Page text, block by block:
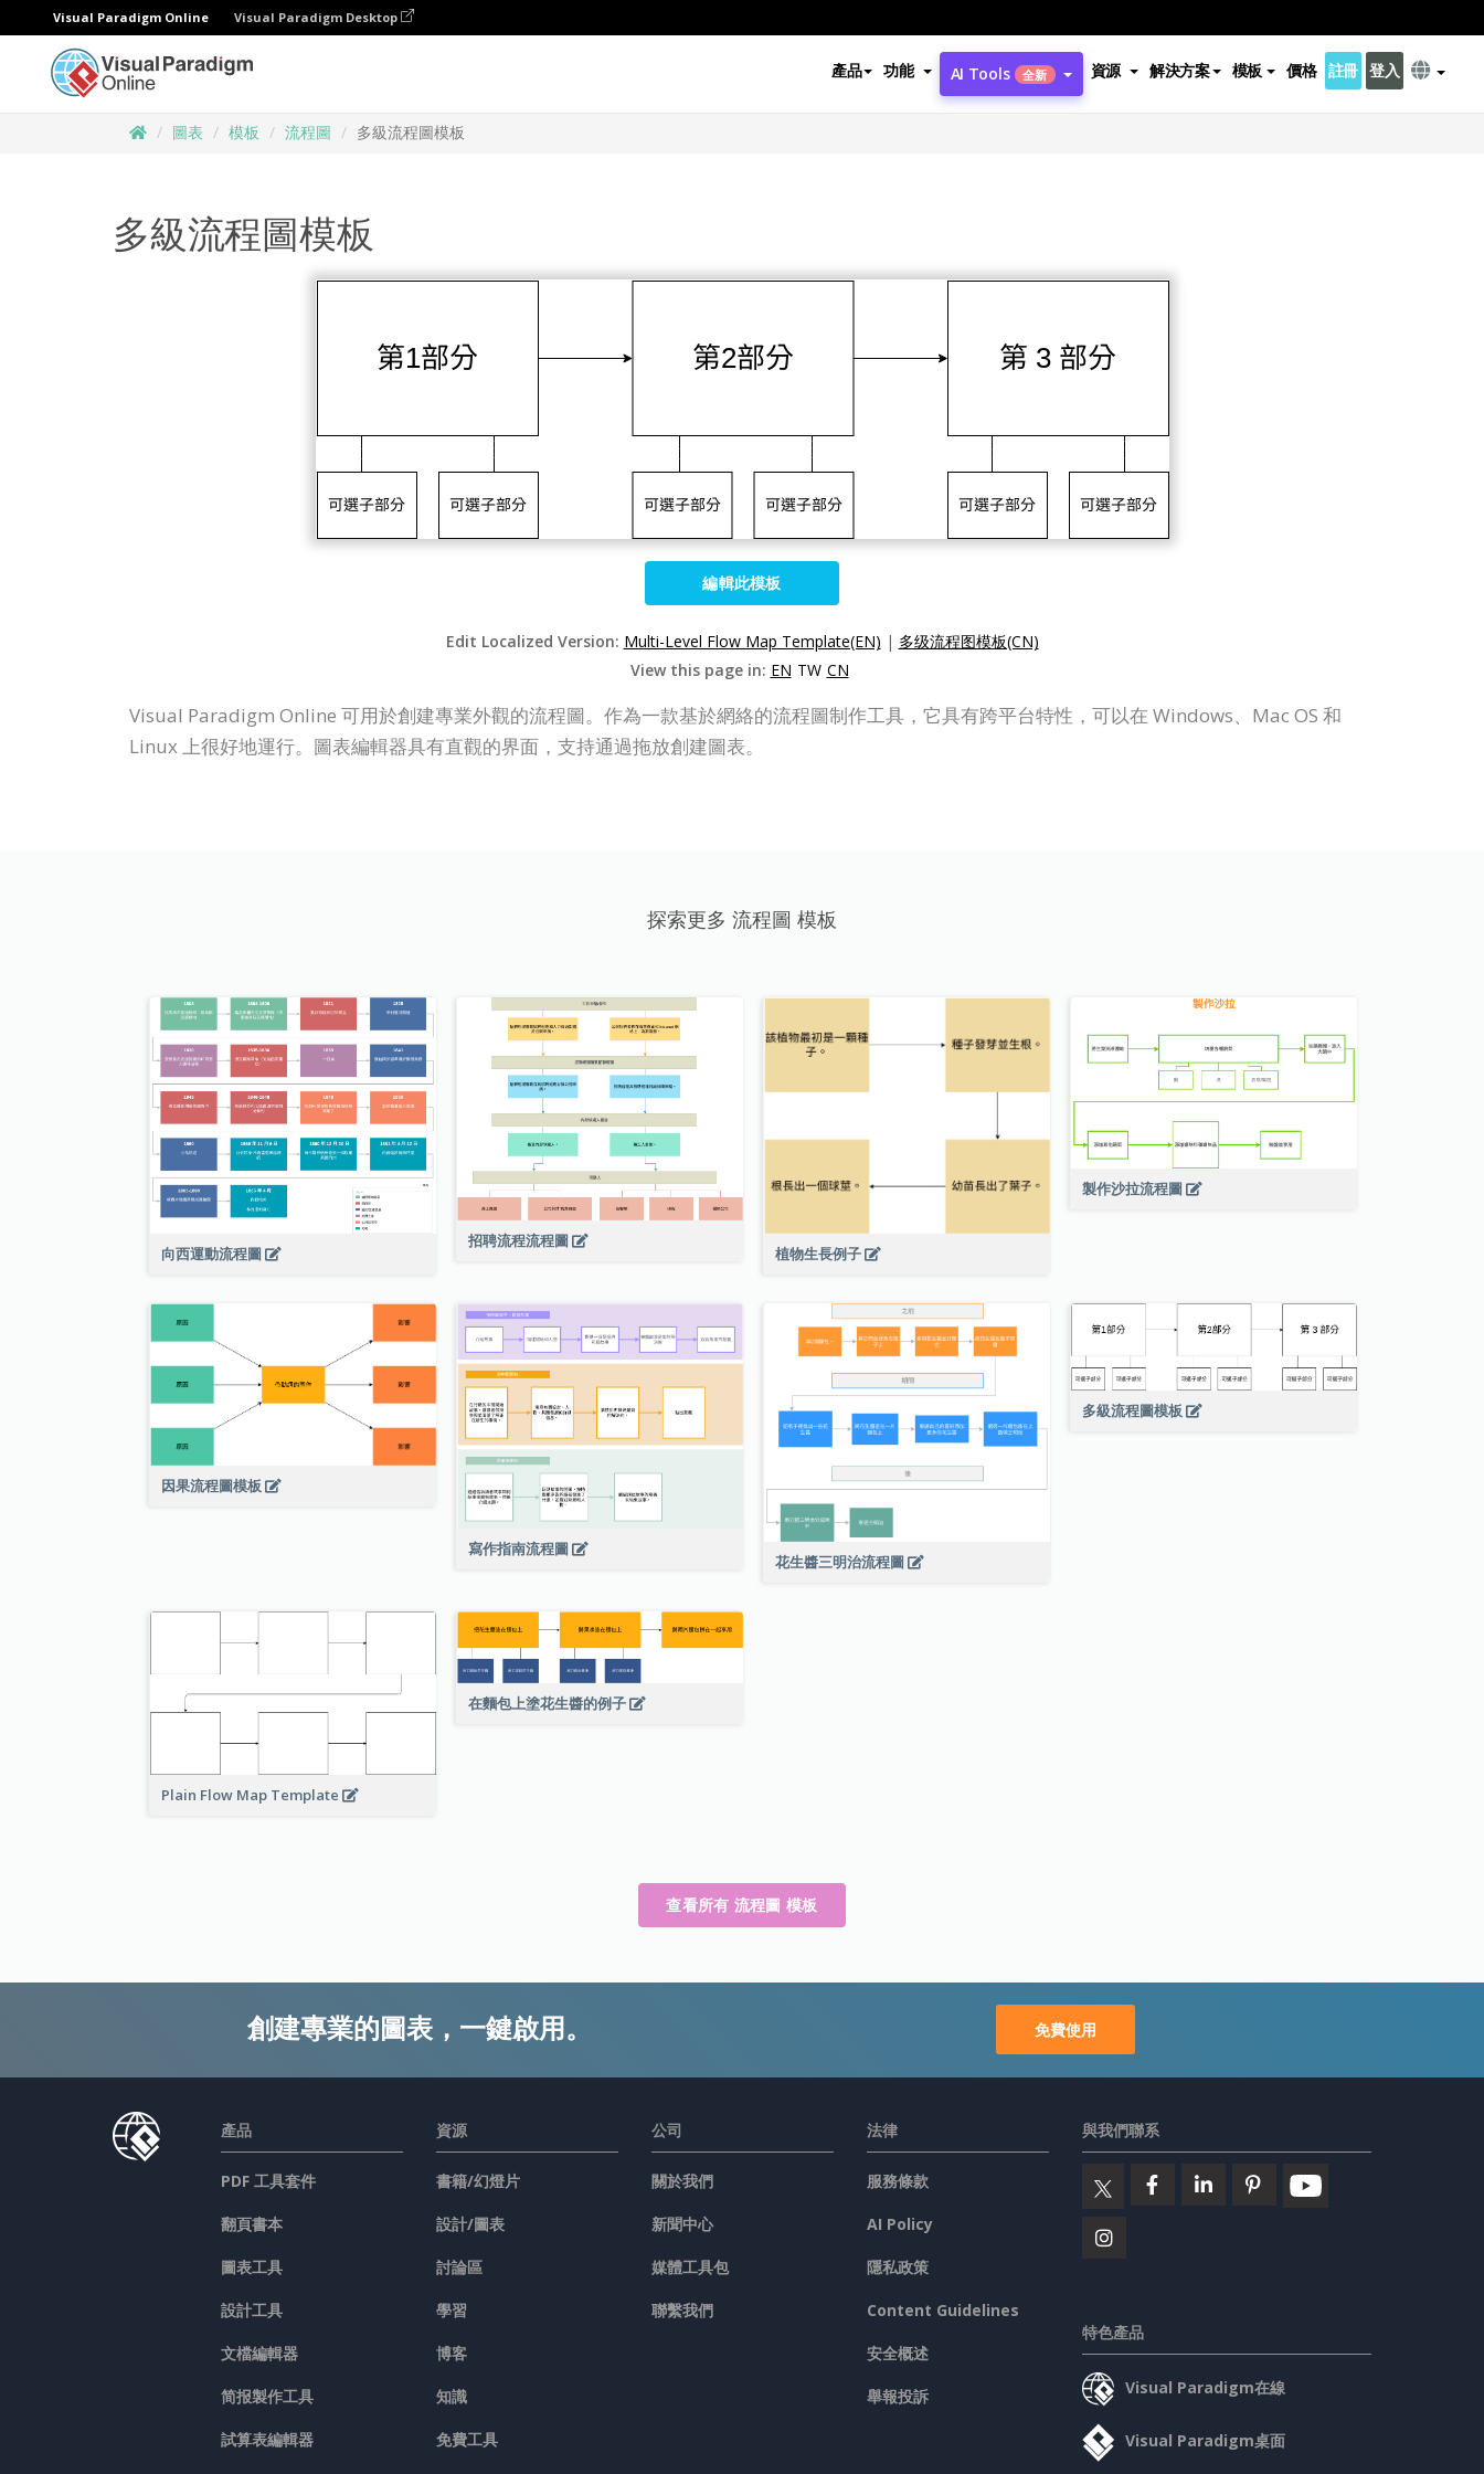
Visual Paradigm Online Visual Paradigm Desktop
產品 功能 AI Tools 全新 資源 解決方案 模板 價格 註冊 登入
圖表 模板 流程圖 多級流程圖模板
多級流程圖模板
編輯此模板
Edit Localized Version: Multi-Level Flow Map Template(EN) | 多级流程图模板(CN)
View this page in: EN TW CN
Visual Paradigm Online 可用於創建專業外觀的流程圖。作為一款基於網絡的流程圖制作工具，它具有跨平台特性，可以在 Windows、Mac OS 和
Linux 上很好地運行。圖表編輯器具有直觀的界面，支持通過拖放創建圖表。
探索更多 流程圖 模板
向西運動流程圖
招聘流程流程圖
植物生長例子
製作沙拉流程圖
因果流程圖模板
寫作指南流程圖
花生醬三明治流程圖
多級流程圖模板
Plain Flow Map Template
在麵包上塗花生醬的例子
查看所有 流程圖 模板
創建專業的圖表，一鍵啟用。 免費使用
產品
PDF 工具套件
翻頁書本
圖表工具
設計工具
文檔編輯器
简报製作工具
試算表編輯器
資源
書籍/幻燈片
設計/圖表
討論區
學習
博客
知識
免費工具
公司
關於我們
新聞中心
媒體工具包
聯繫我們
法律
服務條款
AI Policy
隱私政策
Content Guidelines
安全概述
舉報投訴
與我們聯系
特色產品
Visual Paradigm在線
Visual Paradigm桌面